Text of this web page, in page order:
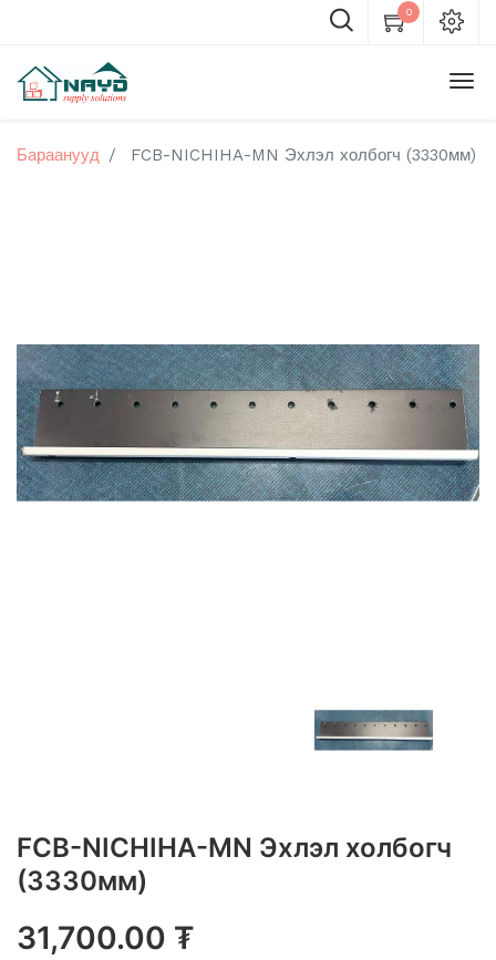
0
Бараанууд FCB-NICHIHA-MN Эхлэл холбогч (3330мм)
FCB-NICHIHA-MN Эхлэл холбогч
(3330мм)
31,700.00 ₮